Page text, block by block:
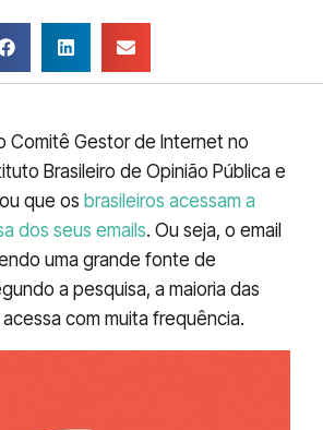
Comitê Gestor de Internet no
Brasileiro de Opinião Pública e
que os brasileiros acessam a
dos seus emails. Ou seja, o email
uma grande fonte de
a pesquisa, a maioria das
com muita frequência.